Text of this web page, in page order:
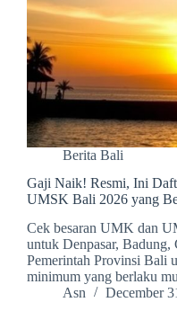
Berita Bali
Gaji Naik! Resmi, Ini
UMSK Bali 2026 yang
Cek besaran UMK dan
untuk Denpasar, Badung,
Pemerintah Provinsi Bali
minimum yang berlaku
Asn
December